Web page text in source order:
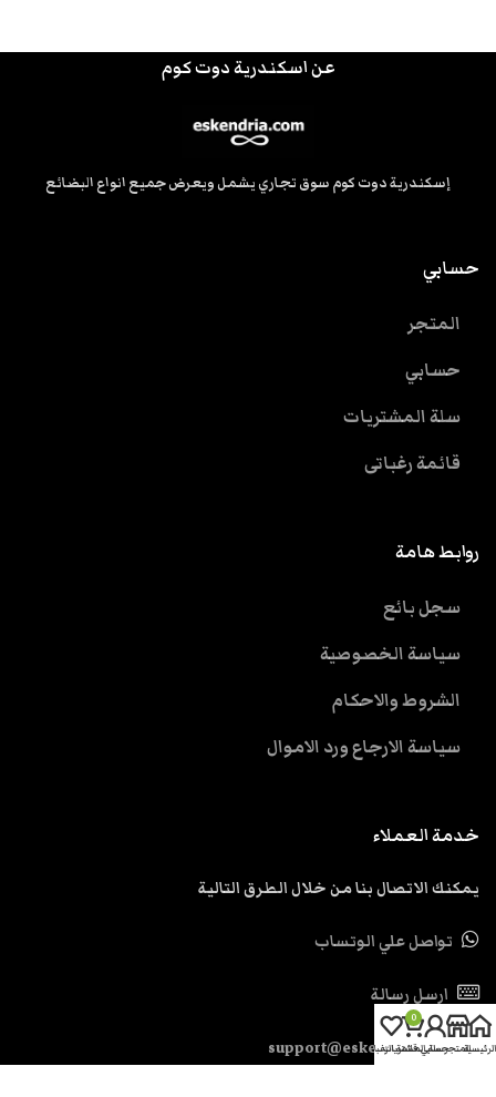
عن اسكندرية دوت كوم
إسكندرية دوت كوم سوق تجاري يشمل ويعرض جميع انواع البضائع
حسابي
المتجر
حسابي
سلة المشتريات
قائمة رغباتى
روابط هامة
سجل بائع
سياسة الخصوصية
الشروط والاحكام
سياسة الارجاع ورد الاموال
خدمة العملاء
يمكنك الاتصال بنا من خلال الطرق التالية
تواصل علي الوتساب
ارسل رسالة
support@eskendria.com الرئيسيةالمتجرحسابي
0
سلة المشتريات
قائمة الرغبات